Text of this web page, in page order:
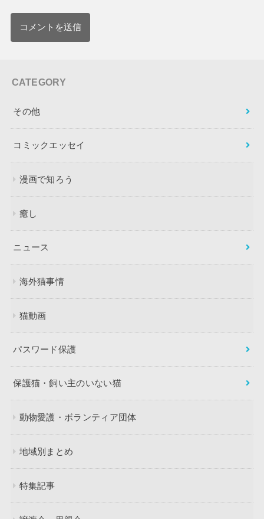
CATEGORY
その他
コミックエッセイ
漫画で知ろう
癒し
ニュース
海外猫事情
猫動画
パスワード保護
保護猫・飼い主のいない猫
動物愛護・ボランティア団体
地域別まとめ
特集記事